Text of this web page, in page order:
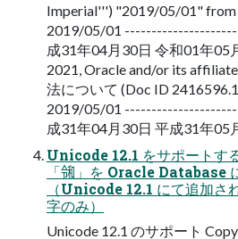
Imperial''') "2019/05/01"
2019/05/01
成31年04月30日 令和01年05
2021, Oracle and/or its
法について (Doc ID
2019/05/01
成31年04月30日 平成31年05
Unicode 12.1 をサポートす
「㋿」を Oracle Database
（Unicode 12.1 にて追加さ
字のみ）
Unicode 12.1 のサポート